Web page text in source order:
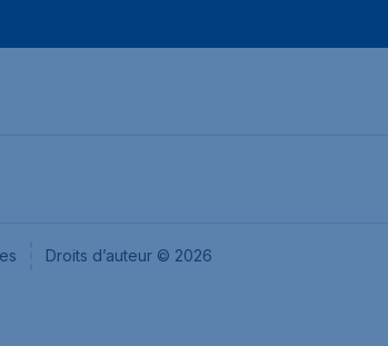
Droits d’auteur © 2026